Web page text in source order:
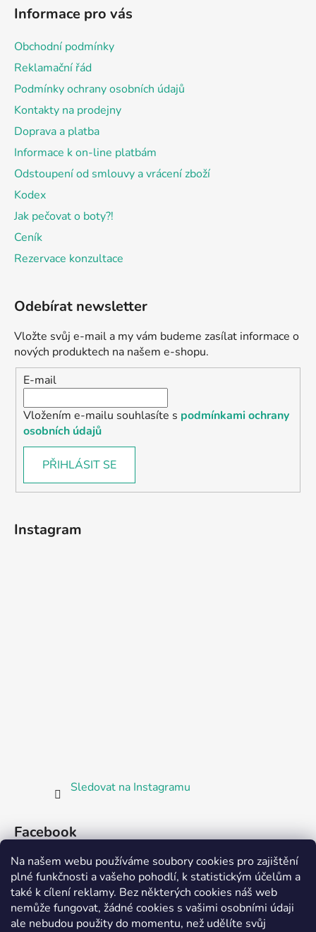
Na našem webu používáme soubory cookies pro zajištění
plné funkčnosti a vašeho pohodlí, k statistickým účelům a
také k cílení reklamy. Bez některých cookies náš web
nemůže fungovat, žádné cookies s vašimi osobními údaji
ale nebudou použity do momentu, než udělíte svůj
Informace pro vás
Obchodní podmínky
Reklamační řád
Podmínky ochrany osobních údajů
Kontakty na prodejny
Doprava a platba
Informace k on-line platbám
Odstoupení od smlouvy a vrácení zboží
Kodex
Jak pečovat o boty?!
Ceník
Rezervace konzultace
Odebírat newsletter
Vložte svůj e-mail a my vám budeme zasílat informace o
nových produktech na našem e-shopu.
E-mail
Vložením e-mailu souhlasíte s podmínkami ochrany
osobních údajů
PŘIHLÁSIT SE
Instagram
Sledovat na Instagramu
Facebook